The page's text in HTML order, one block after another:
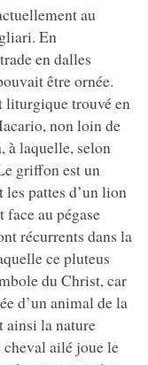
au
En
en dalles
être ornée.
liturgique trouvé en
non loin de
à laquelle, selon
griffon est un
pattes d’un lion
au pégase
récurrents dans la
ce pluteus
du Christ, car
d’un animal de la
ainsi la nature
ailé joue le